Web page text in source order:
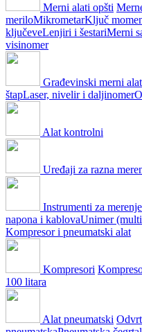
Merni alati opšti
meriloMikrometarKljuč
ključeveLenjiri i šestariMerni
visinomer
Građevinski merni alat
štapLaser, nivelir i daljinomer
Alat kontrolni
Uređaji za razna
Instrumenti za
napona i kablovaUnimer
Kompresor i pneumatski alat
Kompresori
100 litara
Alat pneumatski